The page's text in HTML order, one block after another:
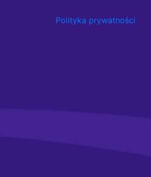
Polityka prywatności